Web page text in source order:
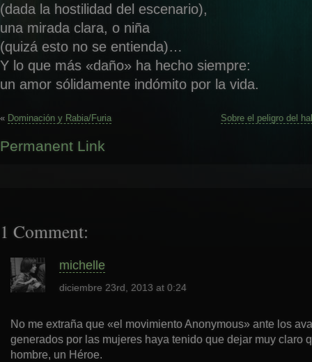
(dada la hostilidad del escenario),
una mirada clara, o niña
(quizá esto no se entienda)…
Y lo que más «daño» ha hecho siempre:
un amor sólidamente indómito por la vida.
« Dominación y Rabia/Furia Sobre el peligro del
Permanent Link
1 Comment:
michelle
diciembre 23rd, 2013 at 0:24
No me extraña que «el movimiento Anonymous» ante los
generados por las mujeres haya tenido que dejar muy claro
hombre, un Héroe.